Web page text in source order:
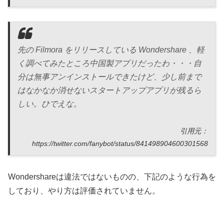
先の Filmora をリリースしている Wondershare 、軽
く調べてみたところ中国製アプリだったわ・・・自
分は無事アンインストールできたけど、少し前まで
はなかなか消せないスタートアップアプリが残るら
しい。ひでえな。
引用元：
https://twitter.com/fanybot/status/841498904600301568
Wondershareは違法ではないものの、下記のような行為を
しており、やり方は評価されていません。